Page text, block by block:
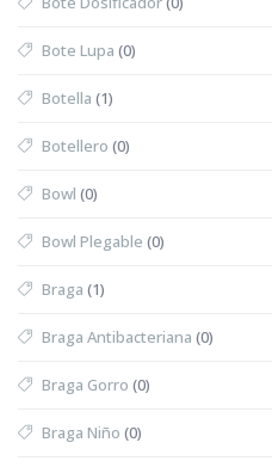
Bote Lupa (0)
Botella (1)
Botellero (0)
Bowl (0)
Bowl Plegable (0)
Braga (1)
Braga Antibacteriana (0)
Braga Gorro (0)
Braga Niño (0)